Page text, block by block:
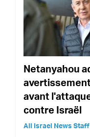
Netanyahou
avant
contre Israël
All Israel News Staff